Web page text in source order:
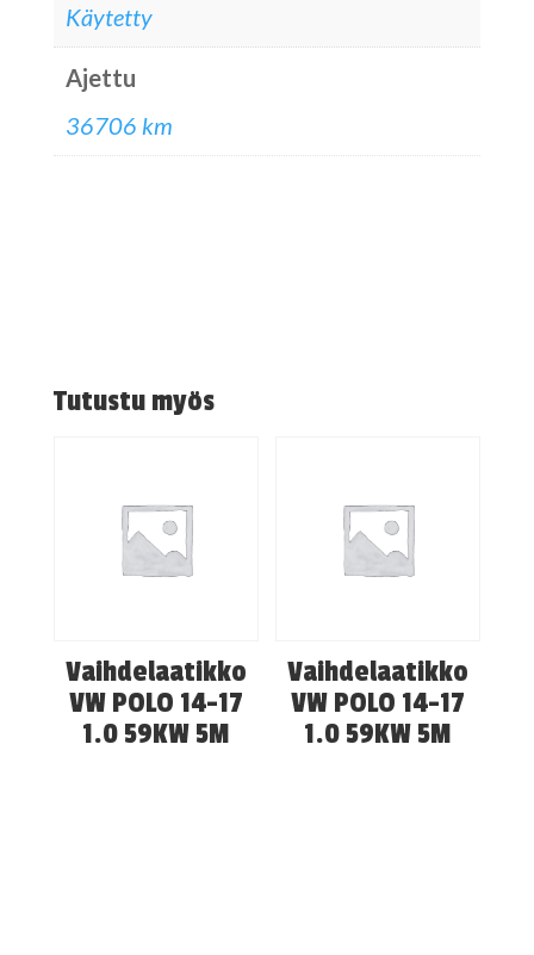
Käytetty
Ajettu
36706 km
Tutustu myös
Vaihdelaatikko
VW POLO 14-17
1.0 59KW 5M
Vaihdelaatikko
VW POLO 14-17
1.0 59KW 5M